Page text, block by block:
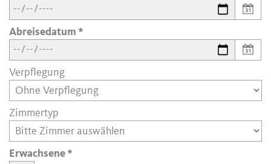
Abreisedatum
Verpflegung
Zimmertyp
Erwachsene